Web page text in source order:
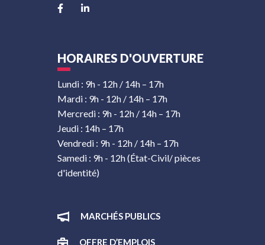
Lien vers le compte Facebook
Lien vers le compte Linkedin
HORAIRES D'OUVERTURE
Lundi : 9h - 12h / 14h – 17h
Mardi : 9h - 12h / 14h – 17h
Mercredi : 9h - 12h / 14h – 17h
Jeudi : 14h – 17h
Vendredi : 9h - 12h / 14h – 17h
Samedi : 9h - 12h (État-Civil/ pièces
d'identité)
MARCHÉS PUBLICS
OFFRE D’EMPLOIS